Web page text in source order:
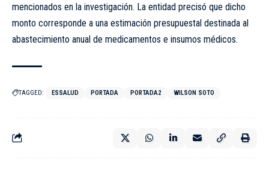
mencionados en la investigación. La entidad precisó que dicho
monto corresponde a una estimación presupuestal destinada al
abastecimiento anual de medicamentos e insumos médicos.
TAGGED: ESSALUD PORTADA PORTADA2 WILSON SOTO